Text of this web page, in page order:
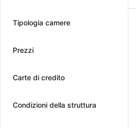
Tipologia camere
Prezzi
Carte di credito
Condizioni della struttura